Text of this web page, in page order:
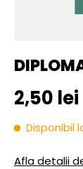
Pret
2,50 lei
Disponibil
Afla detalii